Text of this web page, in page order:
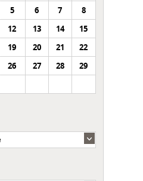
5 6 7
8
12 13 14
15
19 20 21
22
26 27 28
29